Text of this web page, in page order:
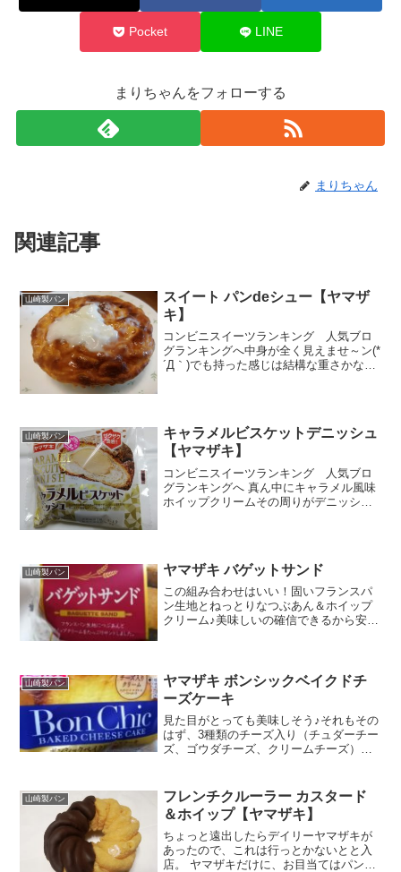
Pocket LINE
まりちゃんをフォローする
まりちゃん
関連記事
山崎製パン
スイート パンdeシュー【ヤマザ
キ】
コンビニスイーツランキング 人気ブロ
グランキングへ中身が全く見えませ～ン(*
´Д｀)でも持った感じは結構な重さかな～
山崎製パン
キャラメルビスケットデニッシュ
【ヤマザキ】
コンビニスイーツランキング 人気ブロ
グランキングへ 真ん中にキャラメル風味
ホイップクリームその周りがデニッシュ
山崎製パン ヤマザキ バゲットサンド
この組み合わせはいい！固いフランスパ
ン生地とねっとりなつぶあん＆ホイップ
クリーム♪美味しいの確信できるから安心
生地にサンドされてるの...
山崎製パン
ヤマザキ ボンシックベイクドチ
ーズケーキ
見た目がとっても美味しそう♪それもその
はず、3種類のチーズ入り（チュダーチー
ズ、ゴウダチーズ、クリームチーズ）ヤ
外と糖質少なし。ところどころ、焼き上
げた焦げた部分があっ...
山崎製パン
フレンチクルーラー カスタード
＆ホイップ【ヤマザキ】
ちょっと遠出したらデイリーヤマザキが
あったので、これは行っとかないとと入
店。 ヤマザキだけに、お目当てはパン。